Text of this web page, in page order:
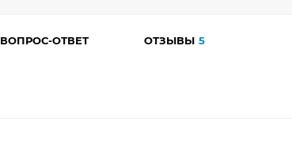
ВОПРОС-ОТВЕТ ОТЗЫВЫ 5